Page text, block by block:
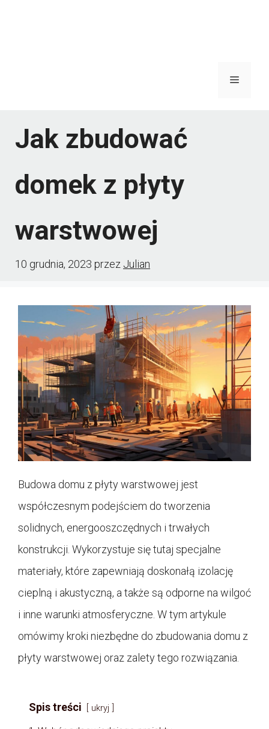
Menu
Jak zbudować
domek z płyty
warstwowej
10 grudnia, 2023 przez Julian
Budowa domu z płyty warstwowej jest
współczesnym podejściem do tworzenia
solidnych, energooszczędnych i trwałych
konstrukcji. Wykorzystuje się tutaj specjalne
materiały, które zapewniają doskonałą izolację
cieplną i akustyczną, a także są odporne na wilgoć
i inne warunki atmosferyczne. W tym artykule
omówimy kroki niezbędne do zbudowania domu z
płyty warstwowej oraz zalety tego rozwiązania.
Spis treści ukryj